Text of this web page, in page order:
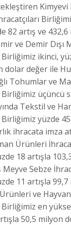
Kimyevi
82 artış ve
ve Demir Dışı
Birliğimiz ikinci,
dolar değer ile
Tohumlar ve
Birliğimiz üçüncü
Tekstil ve
Birliğimiz yüzde
ihracata imza
Ürünleri
18 artışla
Meyve Sebze
11 artışla
ve
Birliğimiz en
50,5 milyon